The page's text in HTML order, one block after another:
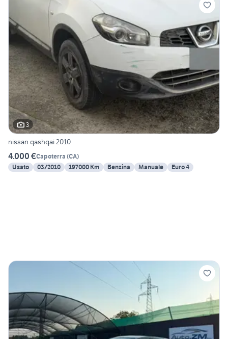
3
nissan qashqai 2010
4.000 €Capoterra (CA)
Usato
03/2010 197000 Km Benzina Manuale Euro 4